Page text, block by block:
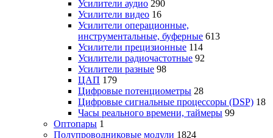
Усилители аудио 290
Усилители видео 16
Усилители операционные,
инструментальные, буферные 613
Усилители прецизионные 114
Усилители радиочастотные 92
Усилители разные 98
ЦАП 179
Цифровые потенциометры 28
Цифровые сигнальные процессоры (DSP) 18
Часы реального времени, таймеры 99
Оптопары 1
Полупроводниковые модули 1824